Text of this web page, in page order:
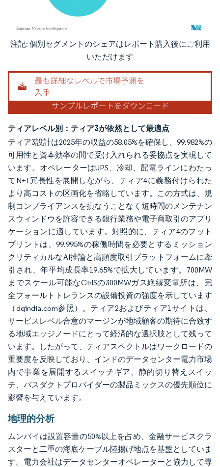
画像 © Mordor Intelligence。再利用にはCC BY 4.0の表示が必要です。
注記: 個別セグメントのシェアはレポート購入後にご利用
いただけます
ティアレベル別：ティア3が依然として最適点
ティア3設計は2025年の収益の58.05%を確保し、99.982%の
可用性と資本効率の間で受け入れられる妥協点を実現して
います。オペレーターはUPS、冷却、配電ラインにわたっ
てN+1冗長性を展開しながら、ティア4に義務付けられた
より高コストの区画化を省略しています。この方式は、規
制コンプライアンスを損なうことなく短時間のメンテナン
スウィンドウを許容できる銀行業務や電子商取引のアプリ
ケーションに適しています。対照的に、ティア4のフット
プリントは、99.995%の稼働時間を必要とするミッション
クリティカルなAI推論と高頻度取引プラットフォームに牽
引され、年平均成長率19.65%で拡大しています。700MW
までスケール可能なCtrlSの300MWガス絶縁変電所は、完
全フォールトトレランスの設備投資の強度を示しています
（dqindia.com参照）。ティア2およびティア1サイトは、
サービスレベル合意のマージンが地域顧客の期待に合致す
る地域エッジノードにとって経済的な選択肢として残って
います。したがって、ティアスペクトルはワークロードの
重要度を反映しており、インドのデータセンター電力市場
内で事業を展開するスイッチギア、静的切り替えスイッ
チ、バスダクトプロバイダーの製品ミックスの優先順位に
影響を与えています。
地理的分析
ムンバイは設置容量の50%以上を占め、金融サービスクラ
スターと二重の海底ケーブル陸揚げ地点を基盤としていま
す。電力会社はデータセンターオペレーターと協力して専